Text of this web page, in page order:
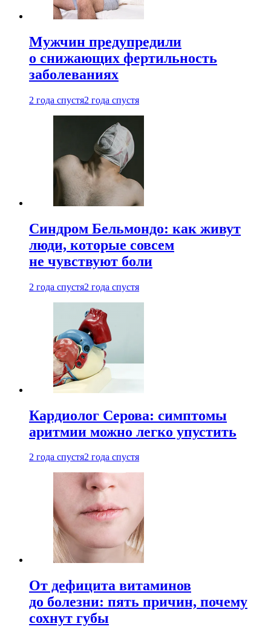
Мужчин предупредили
о снижающих фертильность
заболеваниях
2 года спустя2 года спустя
Синдром Бельмондо: как живут
люди, которые совсем
не чувствуют боли
2 года спустя2 года спустя
Кардиолог Серова: симптомы
аритмии можно легко упустить
2 года спустя2 года спустя
От дефицита витаминов
до болезни: пять причин, почему
сохнут губы